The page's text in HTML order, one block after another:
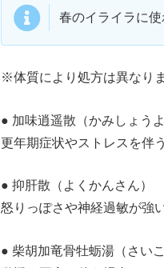
春のイライラに
※体質により処方は異なり
● 加味逍遥散（かみしょうよ
更年期症状やストレスを伴
● 抑肝散（よくかんさん）
怒りっぽさや神経過敏が強
● 柴胡加竜骨牡蛎湯（さい